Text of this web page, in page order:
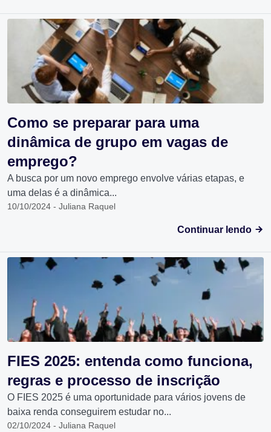
Como se preparar para uma
dinâmica de grupo em vagas de
emprego?
A busca por um novo emprego envolve várias etapas, e
uma delas é a dinâmica...
10/10/2024 - Juliana Raquel
Continuar lendo
FIES 2025: entenda como funciona,
regras e processo de inscrição
O FIES 2025 é uma oportunidade para vários jovens de
baixa renda conseguirem estudar no...
02/10/2024 - Juliana Raquel